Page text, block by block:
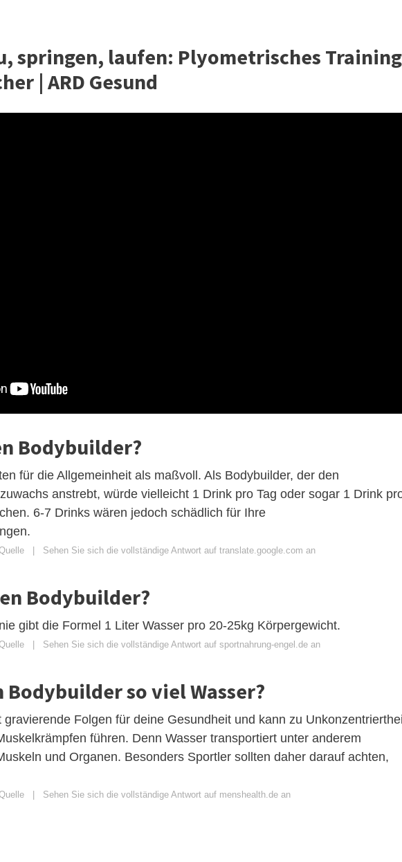
springen, laufen: Plyometrisches Training
| ARD Gesund
Bodybuilder?
für die Allgemeinheit als maßvoll. Als Bodybuilder, der den
anstrebt, würde vielleicht 1 Drink pro Tag oder sogar 1 Drink
6-7 Drinks wären jedoch schädlich für Ihre
| Sehen Sie sich die vollständige Antwort auf translate.google.com an
Bodybuilder?
gibt die Formel 1 Liter Wasser pro 20-25kg Körpergewicht.
| Sehen Sie sich die vollständige Antwort auf sportnahrung-engel.de an
so viel Wasser?
gravierende Folgen für deine Gesundheit und kann zu
führen. Denn Wasser transportiert unter anderem
und Organen. Besonders Sportler sollten daher darauf achten,
| Sehen Sie sich die vollständige Antwort auf menshealth.de an